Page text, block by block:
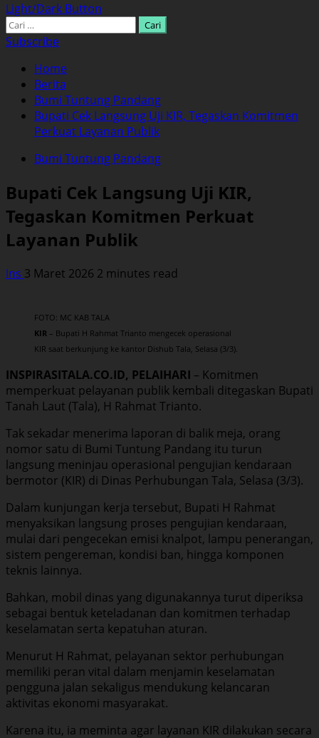
Light/Dark Button
Cari
untuk:
Subscribe
Home
Berita
Bumi Tuntung Pandang
Bupati Cek Langsung Uji KIR, Tegaskan Komitmen
Perkuat Layanan Publik
Bumi Tuntung Pandang
Bupati Cek Langsung Uji KIR,
Tegaskan Komitmen Perkuat
Layanan Publik
Ins 3 Maret 2026 2 minutes read
FOTO: MC KAB TALA
KIR – Bupati H Rahmat Trianto mengecek operasional
KIR saat berkunjung ke kantor Dishub Tala, Selasa (3/3).
INSPIRASITALA.CO.ID, PELAIHARI – Komitmen
memperkuat pelayanan publik kembali ditegaskan Bupati
Tanah Laut (Tala), H Rahmat Trianto.
Tak sekadar menerima laporan di balik meja, orang
nomor satu di Bumi Tuntung Pandang itu turun
langsung meninjau operasional pengujian kendaraan
bermotor (KIR) di Dinas Perhubungan Tala, Selasa (3/3).
Dalam kunjungan kerja tersebut, Bupati H Rahmat
menyaksikan langsung proses pengujian kendaraan,
mulai dari pengecekan emisi knalpot, lampu penerangan,
sistem pengereman, kondisi ban, hingga komponen
teknis lainnya.
Bahkan, mobil dinas yang digunakannya turut diperiksa
sebagai bentuk keteladanan dan komitmen terhadap
keselamatan serta kepatuhan aturan.
Menurut H Rahmat, pelayanan sektor perhubungan
memiliki peran vital dalam menjamin keselamatan
pengguna jalan sekaligus mendukung kelancaran
aktivitas ekonomi masyarakat.
Karena itu, ia meminta agar layanan KIR dilakukan secara